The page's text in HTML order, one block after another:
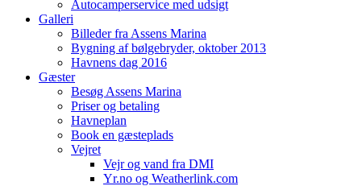
Autocamperservice med udsigt
Galleri
Billeder fra Assens Marina
Bygning af bølgebryder, oktober 2013
Havnens dag 2016
Gæster
Besøg Assens Marina
Priser og betaling
Havneplan
Book en gæsteplads
Vejret
Vejr og vand fra DMI
Yr.no og Weatherlink.com